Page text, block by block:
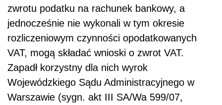
zwrotu podatku na rachunek bankowy, a
jednocześnie nie wykonali w tym okresie
rozliczeniowym czynności opodatkowanych
VAT, mogą składać wnioski o zwrot VAT.
Zapadł korzystny dla nich wyrok
Wojewódzkiego Sądu Administracyjnego w
Warszawie (sygn. akt III SA/Wa 599/07,